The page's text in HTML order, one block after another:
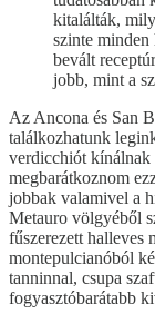
kitalálták,
szinte
bevált
jobb, mint a
Az Ancona és San
találkozhatunk
verdicchiót kínálnak
megbarátkoznom
jobbak valamivel a
Metauro völgyéből
fűszerezett halleves
montepulcianóból
tanninnal, csupa
fogyasztóbarátabb